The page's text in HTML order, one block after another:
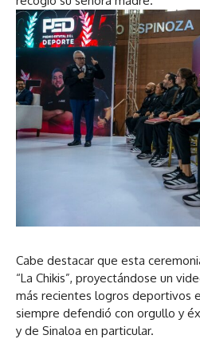
Cabe destacar que esta
“La Chikis”, proyectándose un
más recientes logros deportivos
siempre defendió con orgullo y
y de Sinaloa en particular.